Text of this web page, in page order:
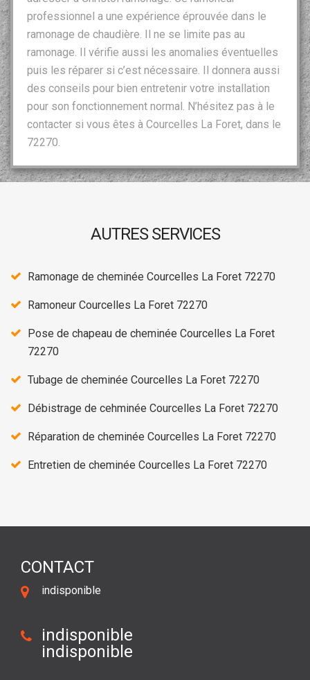
professionnel a une expérience éprouvée dans le
ramonage de chaudière. Il ne se limite pas au
ramonage. Il vérifie aussi les anomalies éventuelles
puis les réparer si c’est nécessaire. Il donnera aussi
des conseils pour bien entretenir votre installation
pour son fonctionnement normal. N’hésitez pas à le
contacter si vous êtes à Courcelles La Foret, dans le
72270.
AUTRES SERVICES
Ramonage de cheminée Courcelles La Foret 72270
Ramoneur Courcelles La Foret 72270
Pose de chapeau de cheminée Courcelles La Foret
72270
Tubage de cheminée Courcelles La Foret 72270
Débistrage de cehminée Courcelles La Foret 72270
Réparation de cheminée Courcelles La Foret 72270
Entretien de cheminée Courcelles La Foret 72270
CONTACT
indisponible
indisponible
indisponible